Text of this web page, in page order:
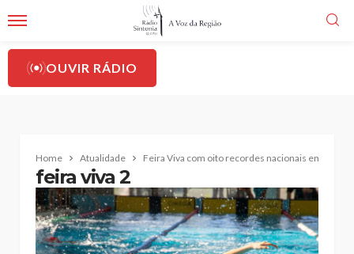
OUVIR RÁDIO
Home Atualidade Feira Viva com oito recordes nacionais em
feira viva 2